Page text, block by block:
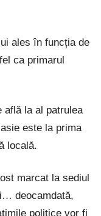
ales în funcția de
ca primarul
află la al patrulea
este la prima
locală.
marcat la sediul
deocamdată,
politice vor fi